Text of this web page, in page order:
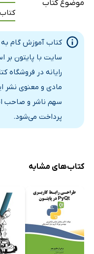
موضوع کتاب
کتاب آموزش گام
سایت با پایتون بر
رایانه در فروشگاه
مادی و معنوی نشر
سهم ناشر و صاحب
پرداخت می‌شود.
کتاب‌های مشابه